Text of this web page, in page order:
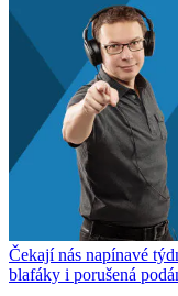
Čekají nás napínavé
blafáky i porušená